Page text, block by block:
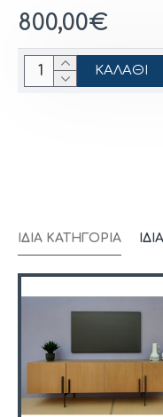
800,00€
ΚΑΛΆΘΙ
ΊΔΙΑ ΚΑΤΗΓΟΡΊΑ